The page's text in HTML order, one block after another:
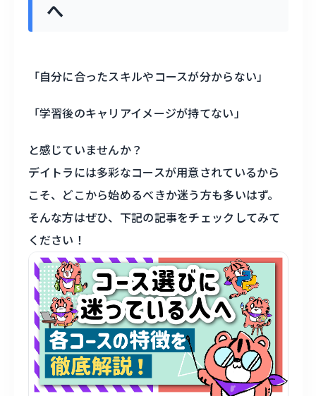
へ
「自分に合ったスキルやコースが分からない」
「学習後のキャリアイメージが持てない」
と感じていませんか？
デイトラには多彩なコースが用意されているから
こそ、どこから始めるべきか迷う方も多いはず。
そんな方はぜひ、下記の記事をチェックしてみて
ください！